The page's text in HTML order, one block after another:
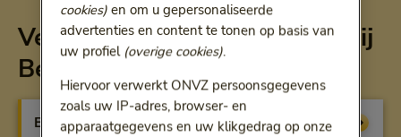
Vergoeding per verzekering bij
Bewuste Keuze
Basisverzekering Vergoeding
cookies)en om u gepersonaliseerde
advertenties en content te tonen op basis van
uw profiel (overige cookies).
Hiervoor verwerkt ONVZ persoonsgegevens
zoals uw IP-adres, browser- en
apparaatgegevens en uw klikgedrag op onze